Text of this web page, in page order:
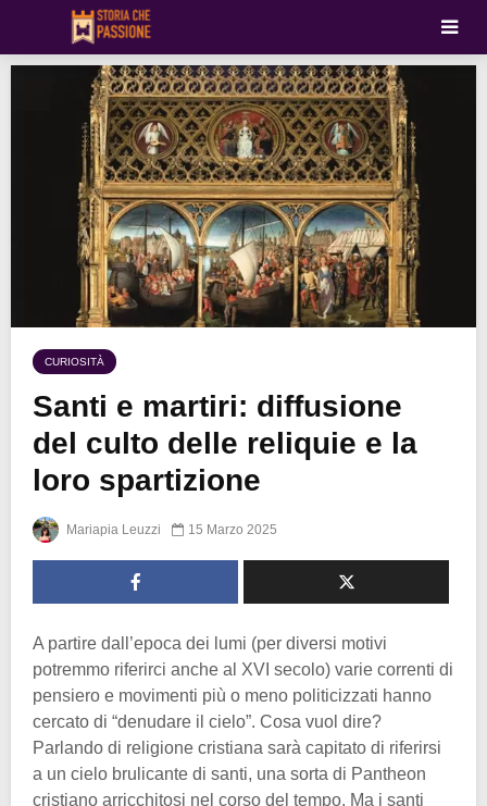
CURIOSITÀ
Santi e martiri: diffusione
del culto delle reliquie e la
loro spartizione
Mariapia Leuzzi 15 Marzo 2025
A partire dall’epoca dei lumi (per diversi motivi
potremmo riferirci anche al XVI secolo) varie correnti di
pensiero e movimenti più o meno politicizzati hanno
cercato di “denudare il cielo”. Cosa vuol dire?
Parlando di religione cristiana sarà capitato di riferirsi
a un cielo brulicante di santi, una sorta di Pantheon
cristiano arricchitosi nel corso del tempo. Ma i santi